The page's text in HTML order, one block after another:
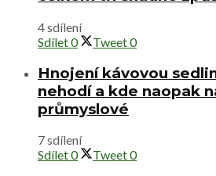
4 sdílení
Sdílet0 Tweet0
Hnojení kávovou
nehodí a kde naopak
průmyslové
7 sdílení
Sdílet0 Tweet0